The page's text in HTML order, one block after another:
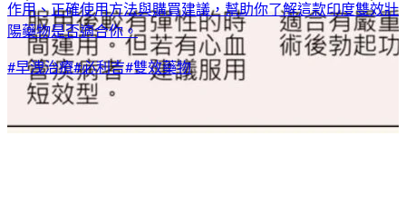
作用、正確使用方法與購買建議，幫助你了解這款印度雙效壯
陽藥物是否適合你。
#早洩治療#必利吉#雙效藥物